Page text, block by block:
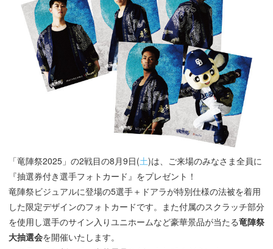
「竜陣祭2025」の2戦目の8月9日(土)は、ご来場のみなさま全員に
『抽選券付き選手フォトカード』をプレゼント！
竜陣祭ビジュアルに登場の5選手＋ドアラが特別仕様の法被を着用
した限定デザインのフォトカードです。また付属のスクラッチ部分
を使用し選手のサイン入りユニホームなど豪華景品が当たる竜陣祭
大抽選会を開催いたします。